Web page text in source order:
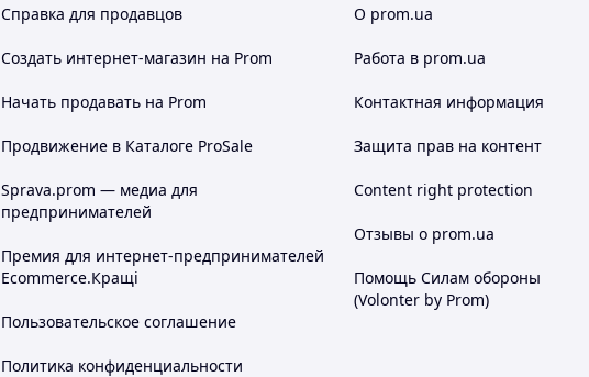
Справка для продавцов
Создать интернет-магазин на Prom
Начать продавать на Prom
Продвижение в Каталоге ProSale
Sprava.prom — медиа для
предпринимателей
Премия для интернет-предпринимателей
Ecommerce.Кращі
Пользовательское соглашение
Политика конфиденциальности
О prom.ua
Работа в prom.ua
Контактная информация
Защита прав на контент
Content right protection
Отзывы о prom.ua
Помощь Силам обороны
(Volonter by Prom)